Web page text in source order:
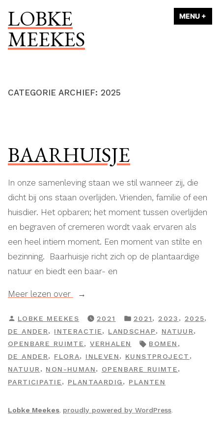
inhoud
springen
LOBKE
MEEKES
MENU +
CATEGORIE ARCHIEF: 2025
BAARHUISJE
In onze samenleving staan we stil wanneer zij, die
dicht bij ons staan overlijden. Vrienden, familie of een
huisdier. Het opbaren; het moment tussen overlijden
en begraven of cremeren wordt vaak ervaren als
een heel intiem moment. Een moment van stilte en
bezinning. Baarhuisje richt zich op de plantaardige
natuur en biedt een baar- en
Meer lezen over “Baarhuisje”
GEPLAATST
DOOR
LOBKE MEEKES 2021
GEPLAATST
IN
2021, 2023 , 2025,
DE ANDER, INTERACTIE, LANDSCHAP, NATUUR,
OPENBARE RUIMTE,VERHALEN TAGS:
BOMEN ,
DE ANDER, FLORA, INLEVEN, KUNSTPROJECT ,
NATUUR, NON-HUMAN, OPENBARE RUIMTE,
PARTICIPATIE, PLANTAARDIG, PLANTEN
Lobke Meekes, proudly powered by WordPress.